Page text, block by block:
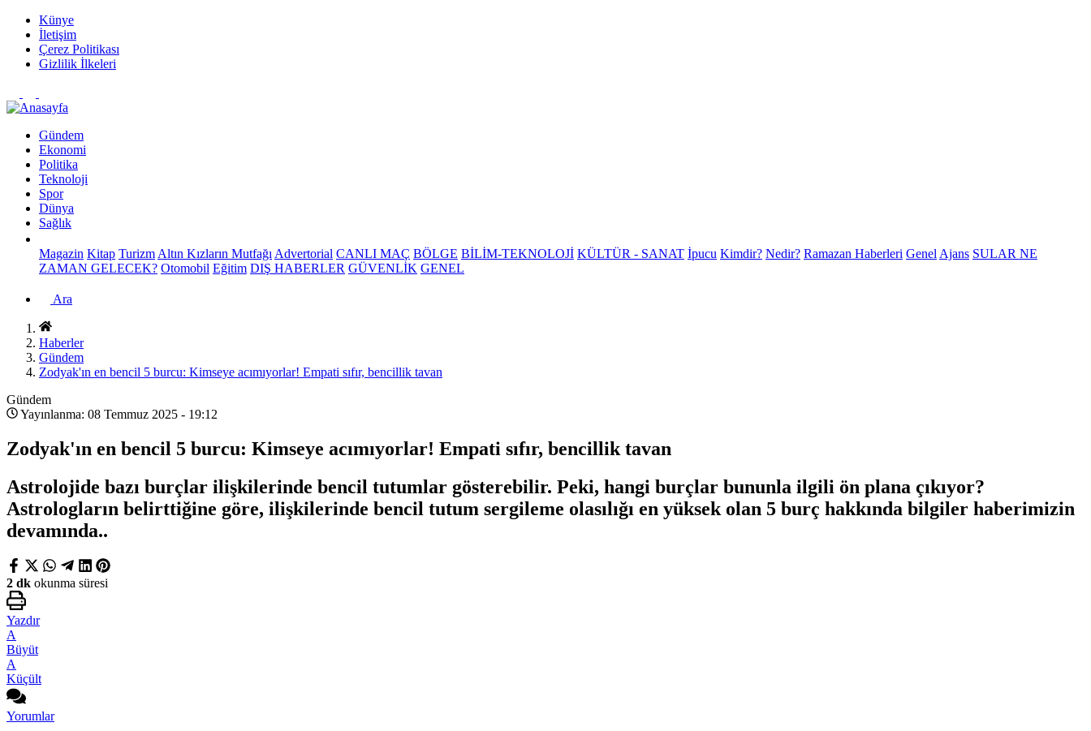
Künye
İletişim
Çerez Politikası
Gizlilik İlkeleri
Gündem
Ekonomi
Politika
Teknoloji
Spor
Dünya
Sağlık
Magazin Kitap Turizm Altın Kızların Mutfağı Advertorial CANLI MAÇ BÖLGE BİLİM-TEKNOLOJİ KÜLTÜR - SANAT İpucu Kimdir? Nedir? Ramazan Haberleri Genel Ajans SULAR NE
ZAMAN GELECEK? Otomobil Eğitim DIŞ HABERLER GÜVENLİK GENEL
Ara
Haberler
Gündem
Zodyak'ın en bencil 5 burcu: Kimseye acımıyorlar! Empati sıfır, bencillik tavan
Gündem
Yayınlanma: 08 Temmuz 2025 - 19:12
Zodyak'ın en bencil 5 burcu: Kimseye acımıyorlar! Empati sıfır, bencillik tavan
Astrolojide bazı burçlar ilişkilerinde bencil tutumlar gösterebilir. Peki, hangi burçlar bununla ilgili ön plana çıkıyor?
Astrologların belirttiğine göre, ilişkilerinde bencil tutum sergileme olasılığı en yüksek olan 5 burç hakkında bilgiler haberimizin
devamında..
2 dk okunma süresi
Yazdır
A
Büyüt
A
Küçült
Yorumlar